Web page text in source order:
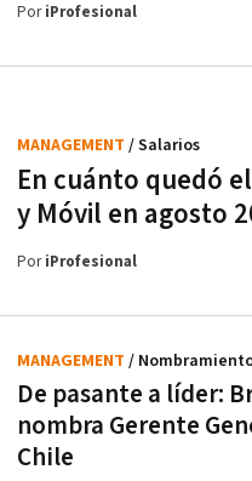
PoriProfesional
En cuánto quedó
y Móvil en agosto
MANAGEMENT / Salarios
PoriProfesional
De pasante a líder:
nombra Gerente
Chile
MANAGEMENT /